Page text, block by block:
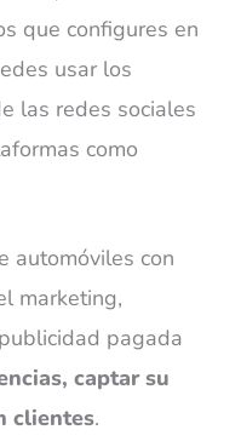
que configures en
usar los
las redes sociales
como
automóviles con
marketing,
pagada
captar su
clientes.